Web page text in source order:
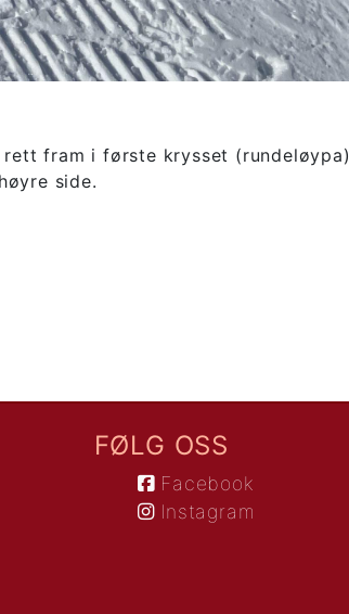
fram i første krysset (rundeløypa)
side.
FØLG OSS
Facebook
Instagram